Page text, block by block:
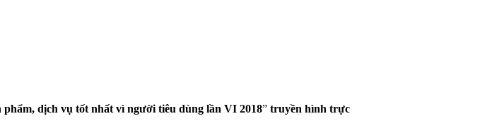
dịch vụ tốt nhất vì người tiêu dùng lần VI 2018”truyền hình trực